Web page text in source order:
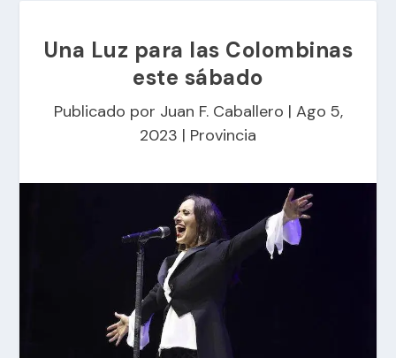
Una Luz para las Colombinas
este sábado
Publicado por Juan F. Caballero | Ago 5,
2023 | Provincia